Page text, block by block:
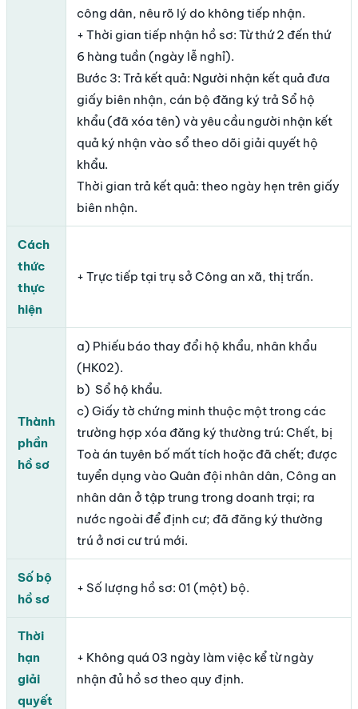
công dân, nêu rõ lý do không tiếp nhận.
+ Thời gian tiếp nhận hồ sơ: Từ thứ 2 đến thứ
6 hàng tuần (ngày lễ nghỉ).
Bước 3: Trả kết quả: Người nhận kết quả đưa
giấy biên nhận, cán bộ đăng ký trả Sổ hộ
khẩu (đã xóa tên) và yêu cầu người nhận kết
quả ký nhận vào sổ theo dõi giải quyết hộ
khẩu.
Thời gian trả kết quả: theo ngày hẹn trên giấy
biên nhận.
Cách
thức
thực
hiện
+ Trực tiếp tại trụ sở Công an xã, thị trấn.
Thành
phần
hồ sơ
a) Phiếu báo thay đổi hộ khẩu, nhân khẩu
(HK02).
b) Sổ hộ khẩu.
c) Giấy tờ chứng minh thuộc một trong các
trường hợp xóa đăng ký thường trú: Chết, bị
Toà án tuyên bố mất tích hoặc đã chết; được
tuyển dụng vào Quân đội nhân dân, Công an
nhân dân ở tập trung trong doanh trại; ra
nước ngoài để định cư; đã đăng ký thường
trú ở nơi cư trú mới.
Số bộ
hồ sơ
+ Số lượng hồ sơ: 01 (một) bộ.
Thời
hạn
giải
quyết
+ Không quá 03 ngày làm việc kể từ ngày
nhận đủ hồ sơ theo quy định.